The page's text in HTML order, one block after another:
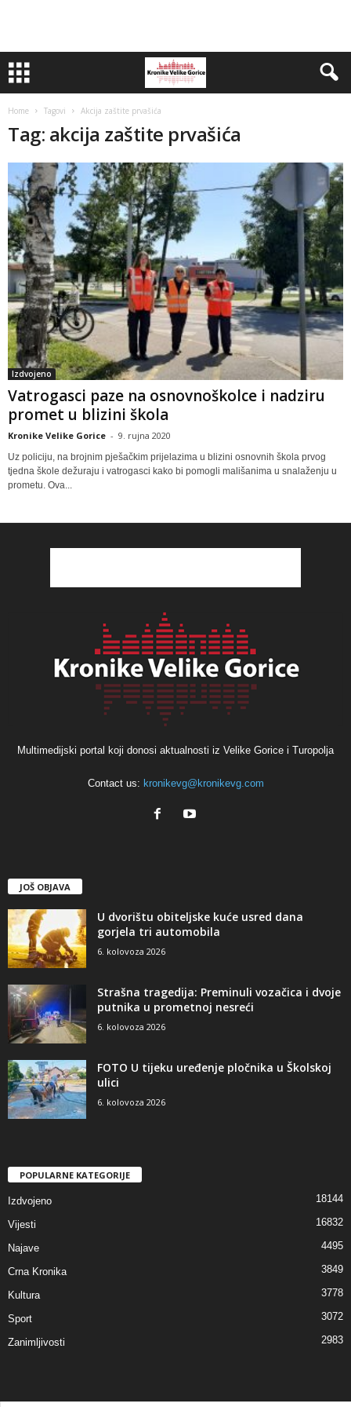
Home Tagovi Akcija zaštite prvašića
Tag: akcija zaštite prvašića
Izdvojeno
Vatrogasci paze na osnovnoškolce i nadziru
promet u blizini škola
Kronike Velike Gorice - 9. rujna 2020
Uz policiju, na brojnim pješačkim prijelazima u blizini osnovnih škola prvog
tjedna škole dežuraju i vatrogasci kako bi pomogli mališanima u snalaženju u
prometu. Ova...
Multimedijski portal koji donosi aktualnosti iz Velike Gorice i Turopolja
Contact us: kronikevg@kronikevg.com
JOŠ OBJAVA
U dvorištu obiteljske kuće usred dana
gorjela tri automobila
6. kolovoza 2026
Strašna tragedija: Preminuli vozačica i dvoje
putnika u prometnoj nesreći
6. kolovoza 2026
FOTO U tijeku uređenje pločnika u Školskoj
ulici
6. kolovoza 2026
POPULARNE KATEGORIJE
Izdvojeno 18144
Vijesti 16832
Najave 4495
Crna Kronika 3849
Kultura 3778
Sport 3072
Zanimljivosti 2983